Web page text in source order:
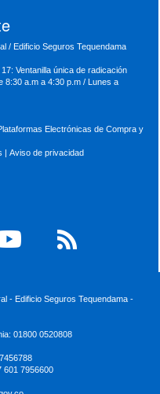
/ Edificio Seguros Tequendama
Ventanilla única de radicación
8:30 a.m a 4:30 p.m / Lunes a
Electrónicas de Compra y
| Aviso de privacidad
- Edificio Seguros Tequendama -
01800 0520808
601 7956600